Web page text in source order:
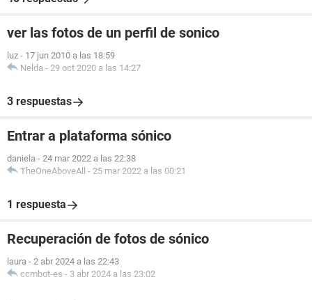
ver las fotos de un perfil de sonico
luz - 17 jun 2010 a las 18:59
Nelda - 29 oct 2020 a las 14:27
3 respuestas
Entrar a plataforma sónico
daniela - 24 mar 2022 a las 22:38
TheOneAboveAll - 25 mar 2022 a las 00:21
1 respuesta
Recuperación de fotos de sónico
laura - 2 abr 2024 a las 22:43
ccmbot-es - 3 abr 2024 a las 23:02